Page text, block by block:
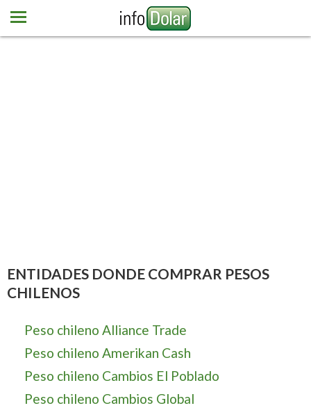
ENTIDADES DONDE COMPRAR PESOS
CHILENOS
Peso chileno Alliance Trade
Peso chileno Amerikan Cash
Peso chileno Cambios El Poblado
Peso chileno Cambios Global